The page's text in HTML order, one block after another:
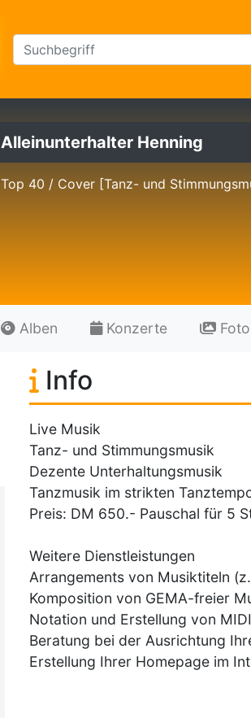
Alleinunterhalter Henning
Top 40 / Cover [Tanz- und
Alben Konzerte
Info
Live Musik
Tanz- und Stimmungsmusik
Dezente Unterhaltungsmusik
Tanzmusik im strikten
Preis: DM 650.- Pauschal für 5
Weitere Dienstleistungen
Arrangements von Musiktiteln
Komposition von GEMA-freier
Notation und Erstellung von
Beratung bei der Ausrichtung
Erstellung Ihrer Homepage im